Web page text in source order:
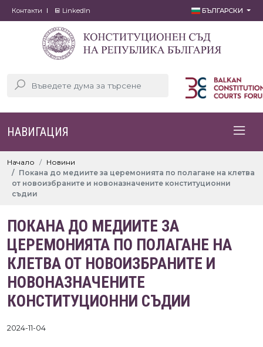
Контакти LinkedIn БЪЛГАРСКИ
НАВИГАЦИЯ
Начало
Новини
Покана до медиите за церемонията по полагане на клетва
от новоизбраните и новоназначените конституционни
съдии
ПОКАНА ДО МЕДИИТЕ ЗА
ЦЕРЕМОНИЯТА ПО ПОЛАГАНЕ НА
КЛЕТВА ОТ НОВОИЗБРАНИТЕ И
НОВОНАЗНАЧЕНИТЕ
КОНСТИТУЦИОННИ СЪДИИ
2024-11-04